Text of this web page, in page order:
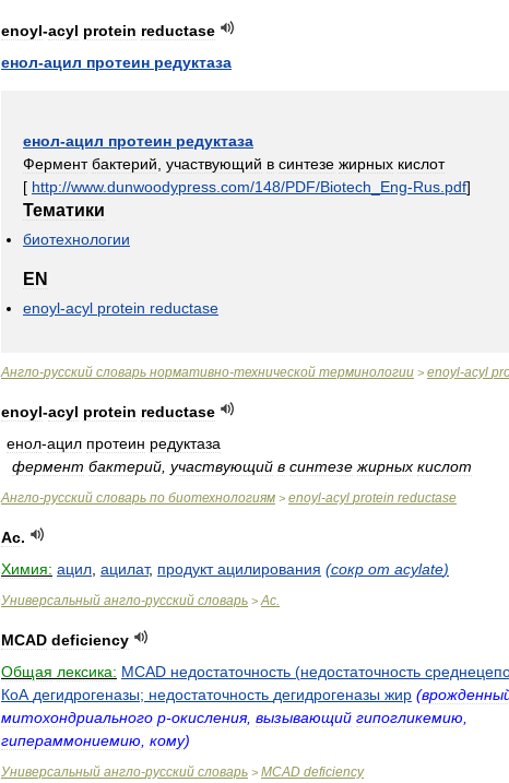
enoyl-acyl protein reductase
енол-ацил протеин редуктаза
енол-ацил протеин редуктаза
Фермент бактерий участвующий в синтезе жирных кислот
[ http://www.dunwoodypress com/148/PDF/Biotech Eng-Rus pdf]
Тематики
биотехнологии
EN
enoyl-acyl protein reductase
Англо-русский словарь нормативно-технической терминологии > enoyl-acyl
enoyl-acyl protein reductase
енол-ацил протеин редуктаза
фермент бактерий участвующий в синтезе жирных кислот
Англо-русский словарь по биотехнологиям > enoyl-acyl protein reductase
Ac.
Химия: ацил ацилат, продукт ацилирования (сокр от acylate)
Универсальный англо-русский словарь > Ac.
MCAD deficiency
Общая лексика: MCAD недостаточность (недостаточность
КоА дегидрогеназы; недостаточность дегидрогеназы жир (
митохондриального р-окисления, вызывающий гипогликемию
гипераммониемию кому)
Универсальный англо-русский словарь > MCAD deficiency